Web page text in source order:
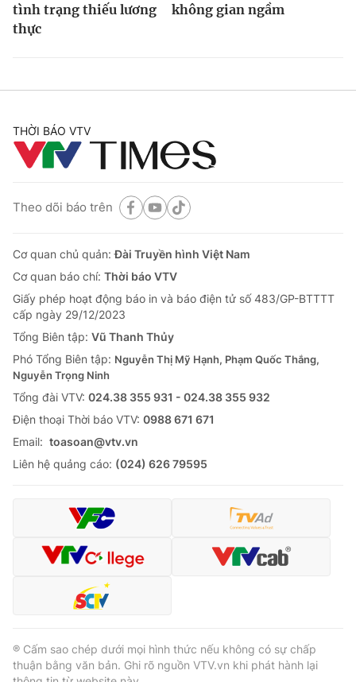
tình trạng thiếu lương
thực
không gian ngầm
THỜI BÁO VTV
Theo dõi báo trên
Cơ quan chủ quản:Đài Truyền hình Việt Nam
Cơ quan báo chí: Thời báo VTV
Giấy phép hoạt động báo in và báo điện tử số 483/GP-BTTTT
cấp ngày 29/12/2023
Tổng Biên tập: Vũ Thanh Thủy
Phó Tổng Biên tập: Nguyễn Thị Mỹ Hạnh, Phạm Quốc Thắng,
Nguyễn Trọng Ninh
Tổng đài VTV: 024.38 355 931 - 024.38 355 932
Ðiện thoại Thời báo VTV: 0988 671 671
Email: toasoan@vtv.vn
Liên hệ quảng cáo: (024) 626 79595
® Cấm sao chép dưới mọi hình thức nếu không có sự chấp
thuận bằng văn bản. Ghi rõ nguồn VTV.vn khi phát hành lại